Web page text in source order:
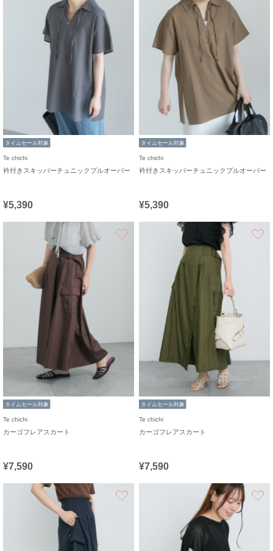
タイムセール対象
Te chichi
衿付きスキッパーチュニックプルオーバー
¥5,390
タイムセール対象
Te chichi
衿付きスキッパーチュニックプルオーバー
¥5,390
タイムセール対象
Te chichi
カーゴフレアスカート
¥7,590
タイムセール対象
Te chichi
カーゴフレアスカート
¥7,590